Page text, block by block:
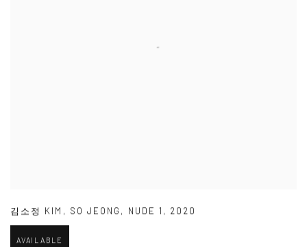
김소정 KIM , SO JEONG , NUDE 1 , 2020
AVAILABLE